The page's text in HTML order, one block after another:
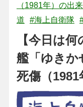
（1981年）の出
道
#海上自衛隊
【今日は
艦「ゆきか
死傷（